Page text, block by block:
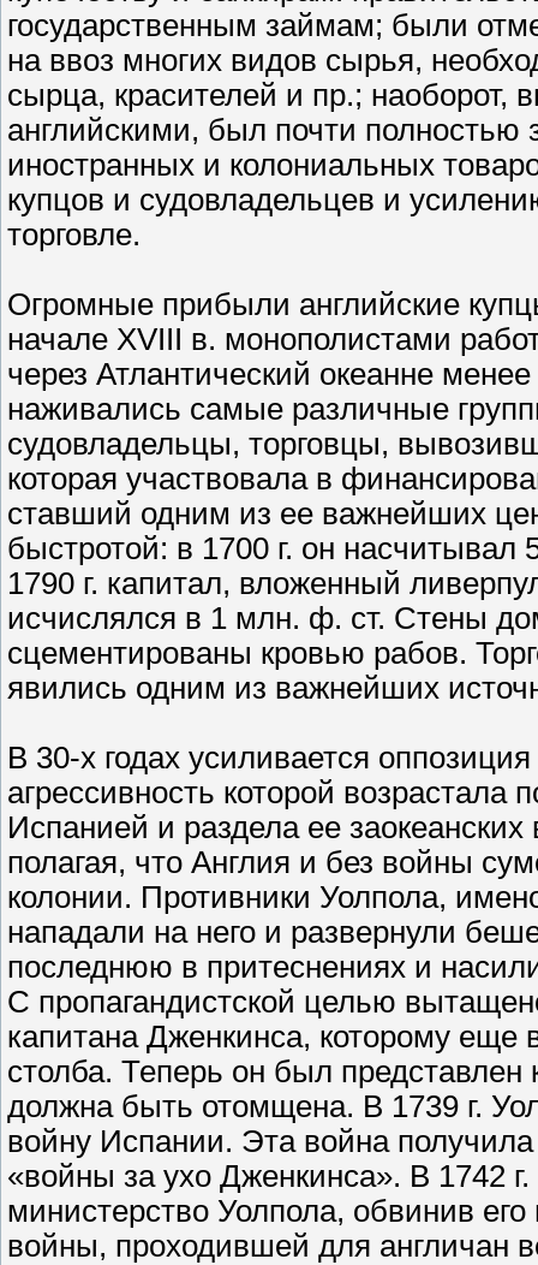
государственным займам; были
на ввоз многих видов сырья,
сырца, красителей и пр.; наоборот,
английскими, был почти
иностранных и колониальных
купцов и судовладельцев и
торговле.
Огромные прибыли английские
начале XVIII в. монополистами
через Атлантический океанне
наживались самые различные
судовладельцы, торговцы,
которая участвовала в
ставший одним из ее важнейших
быстротой: в 1700 г. он
1790 г. капитал, вложенный
исчислялся в 1 млн. ф. ст. Стены
сцементированы кровью рабов.
явились одним из важнейших
В 30-х годах усиливается
агрессивность которой
Испанией и раздела ее
полагая, что Англия и без войны
колонии. Противники Уолпола,
нападали на него и развернули
последнюю в притеснениях и
С пропагандистской целью
капитана Дженкинса, которому еще
столба. Теперь он был представлен
должна быть отомщена. В 1739 г.
войну Испании. Эта война
«войны за ухо Дженкинса». В 1742
министерство Уолпола, обвинив
войны, проходившей для англичан